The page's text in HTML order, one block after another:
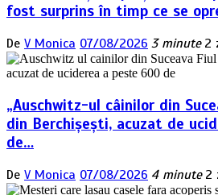
fost surprins în timp ce se
De V Monica 07/08/2026 3 minute 2
„Auschwitz-ul câinilor din
din Berchișești, acuzat de
de…
De V Monica 07/08/2026 4 minute 2